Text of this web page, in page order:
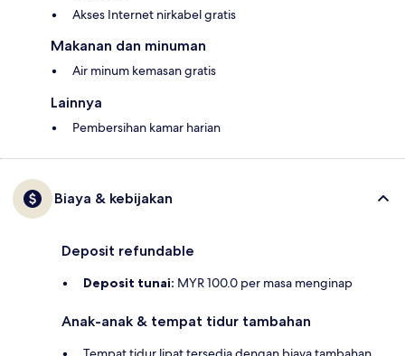
Akses Internet nirkabel gratis
Makanan dan minuman
Air minum kemasan gratis
Lainnya
Pembersihan kamar harian
Biaya & kebijakan
Deposit refundable
Deposit tunai: MYR 100.0 per masa menginap
Anak-anak & tempat tidur tambahan